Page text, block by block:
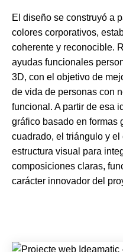
El diseño se construyó a
colores corporativos,
coherente y reconocible.
ayudas funcionales
3D, con el objetivo de
de vida de personas con
funcional. A partir de esa
gráfico basado en formas
cuadrado, el triángulo y
estructura visual para
composiciones claras,
carácter innovador del